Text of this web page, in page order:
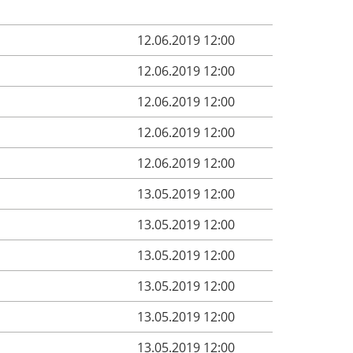
12.06.2019 12:00
12.06.2019 12:00
12.06.2019 12:00
12.06.2019 12:00
12.06.2019 12:00
13.05.2019 12:00
13.05.2019 12:00
13.05.2019 12:00
13.05.2019 12:00
13.05.2019 12:00
13.05.2019 12:00